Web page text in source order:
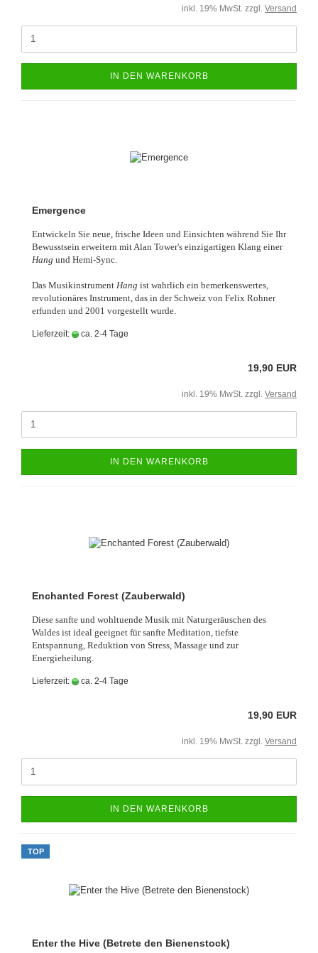
inkl. 19% MwSt. zzgl. Versand
IN DEN WARENKORB
Emergence
Entwickeln Sie neue, frische Ideen und Einsichten während Sie Ihr
Bewusstsein erweitern mit Alan Tower's einzigartigen Klang einer
Hang und Hemi-Sync.
Das Musikinstrument Hang ist wahrlich ein bemerkenswertes,
revolutionäres Instrument, das in der Schweiz von Felix Rohner
erfunden und 2001 vorgestellt wurde.
Lieferzeit: ca. 2-4 Tage
19,90 EUR
inkl. 19% MwSt. zzgl. Versand
IN DEN WARENKORB
Enchanted Forest (Zauberwald)
Diese sanfte und wohltuende Musik mit Naturgeräuschen des
Waldes ist ideal geeignet für sanfte Meditation, tiefste
Entspannung, Reduktion von Stress, Massage und zur
Energieheilung.
Lieferzeit: ca. 2-4 Tage
19,90 EUR
inkl. 19% MwSt. zzgl. Versand
IN DEN WARENKORB
TOP
Enter the Hive (Betrete den Bienenstock)